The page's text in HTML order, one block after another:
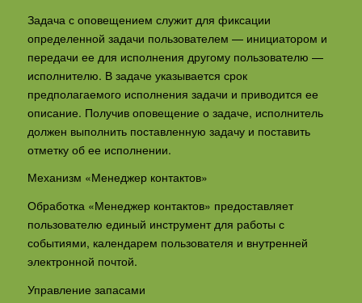
Задача с оповещением служит для фиксации
определенной задачи пользователем — инициатором и
передачи ее для исполнения другому пользователю —
исполнителю. В задаче указывается срок
предполагаемого исполнения задачи и приводится ее
описание. Получив оповещение о задаче, исполнитель
должен выполнить поставленную задачу и поставить
отметку об ее исполнении.
Механизм «Менеджер контактов»
Обработка «Менеджер контактов» предоставляет
пользователю единый инструмент для работы с
событиями, календарем пользователя и внутренней
электронной почтой.
Управление запасами